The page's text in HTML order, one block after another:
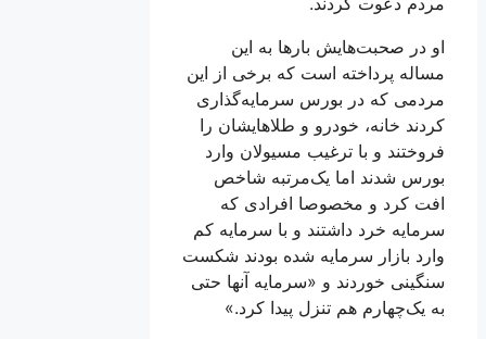
او در صحبت‌هایش بارها به این
مساله پرداخته است که برخی از این
مردمی که در بورس سرمایه‌گذاری
کردند خانه، خودرو و طلاهایشان را
فروختند و با ترغیب مسيولان وارد
بورس شدند اما یک‌مرتبه شاخص
افت کرد و مخصوصا افرادی که
سرمایه خرد داشتند و با سرمایه کم
وارد بازار سرمایه شده بودند شکست
سنگینی خوردند و «سرمایه آنها حتی
به یک‌چهارم هم تنزل پیدا کرد.»